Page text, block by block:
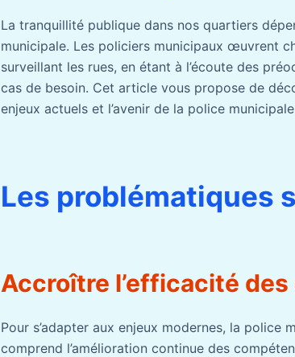
La tranquillité publique dans nos quartiers
municipale. Les policiers municipaux œuvrent
surveillant les rues, en étant à l’écoute des
cas de besoin. Cet article vous propose de
enjeux actuels et l’avenir de la police
Les problématiques
Accroître l’efficacité
Pour s’adapter aux enjeux modernes, la police
comprend l’amélioration continue des